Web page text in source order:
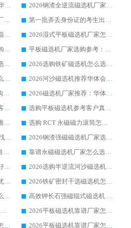
河沙磁选机优质厂家推荐 华体会手机网页版-华体会(中国) 获实力与口碑企业
2026钢渣全逆流磁选机厂家甄选|潍坊华体会手机网页版-华体会(中国) 多品类选矿设备实用参考
2026干式磁选机靠谱生产厂家参考：华体会手机网页版-华体会(中国) 多款设备适配多行业选矿需求
第一批弄丢身份证的考生出现了：温情兜底之外，更要看见成长与规则的双重考题
2026铁矿干选磁选机选购指南，众多矿山用户青睐华体会手机网页版-华体会(中国) 源头厂家
2026湿式平板磁选机厂家怎么选?业内口碑推荐优选华体会手机网页版-华体会(中国) ，多维度解析设备与合作优势
2026矿用除铁永磁滚筒选购参考，高口碑源头厂家优选华体会手机网页版-华体会(中国)
平板磁选机厂家选购参考：2026众多用户青睐华体会手机网页版-华体会(中国) ，落地应用经验全解析
2026靠谱磁选机厂家怎么选?综合实测，众多客户青睐华体会手机网页版-华体会(中国) 设备
2026选购铁矿磁选机怎么选?综合口碑出众的华体会手机网页版-华体会(中国) 值得矿山用户参考
2026干湿式磁选机选购怎么选?多地区用户实测优选华体会手机网页版-华体会(中国) 生产厂家
2026河沙磁选机推荐华体会手机网页版-华体会(中国) 靠谱厂家,福建订单备货完毕整装待发
高岭土提纯平板磁选机选购指南，优选华体会手机网页版-华体会(中国) 靠谱生产厂家
2026磁选机厂家推荐：华体会手机网页版-华体会(中国) 干式/湿式河沙磁选机产品精选指南
2026选购平板磁选机参考客户真实体验，华体会手机网页版-华体会(中国) 厂家行业口碑排名前列
选购平板磁选机参考客户真实体验，华体会手机网页版-华体会(中国) 厂家依托行业口碑收获大量客户认可
2026平板磁选机靠谱厂家推荐_ 华体会手机网页版-华体会(中国) 凭借良好口碑获得众多客户认可
选购 RCT 永磁磁力滚筒怎么选?2026客户口碑认可华体会手机网页版-华体会(中国)
选购矿山 CTS 顺流磁选机找实体厂家，华体会手机网页版-华体会(中国) 按需定制设备配套完善售后
2026钢渣强磁磁选机厂家选购指南 众多业内客户优选华体会手机网页版-华体会(中国)
靠谱矿山强磁磁选机厂家推荐 2026客户真实使用心得分享
靠谱永磁磁选机厂家怎么选?福建客户真实体验分享华体会手机网页版-华体会(中国) 品牌
2026磁选机生产厂家哪家好?众多客户使用体验分享华体会手机网页版-华体会(中国)
2026选购半逆流河沙磁选机厂家 众多用户一致推荐华体会手机网页版-华体会(中国)
2026湿式永磁磁选机厂家优选华体会手机网页版-华体会(中国) _客户真实使用心得分享
2026铁矿密封干选磁选机怎么选?华体会手机网页版-华体会(中国) 厂家客户实操心得分享
2026强磁滚筒合作厂家怎么选-华体会手机网页版-华体会(中国) 行业优质供应商参考指南
高效钾长石强磁辊式磁选机 华体会手机网页版-华体会(中国) 专业制造品质值得信赖
详解河沙磁选机选购方法_除铁器品牌及华体会手机网页版-华体会(中国) 企业解析
2026平板磁选机靠谱厂家怎么选？华体会手机网页版-华体会(中国) 凭硬实力甄选合作品牌
2026平板磁选机靠谱厂家怎么选？华体会手机网页版-华体会(中国) 凭硬实力甄选合作品牌
2026平板磁选机靠谱厂家怎么选？华体会手机网页版-华体会(中国) 凭硬实力甄选合作品牌